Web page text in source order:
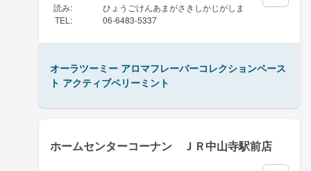
読み:
ひょうごけんあまがさきしかじがしま
TEL : 06-6483-5337
オーラツーミー アロマフレーバーコレクションペース
ト アクティブベリーミント
ホームセンターコーナン ＪＲ中山寺駅前店